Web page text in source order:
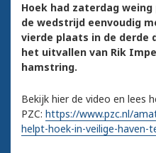
Hoek had zaterdag weing
de wedstrijd eenvoudig
vierde plaats in de derde
het uitvallen van Rik
hamstring.
Bekijk hier de video en lees
PZC: https://www.pzc.nl/
helpt-hoek-in-veilige-haven-